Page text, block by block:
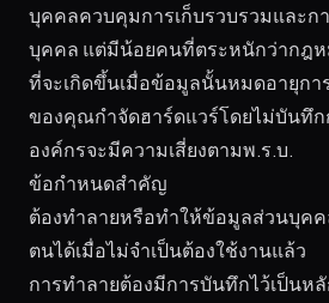
บุคคลควบคุมการเก็บรวบรวมและก
บุคคล แต่มีน้อยคนที่ตระหนักว่ากฎ
ที่จะเกิดขึ้นเมื่อข้อมูลนั้นหมดอายุกา
ของคุณกำจัดฮาร์ดแวร์โดยไม่บันทึ
องค์กรจะมีความเสี่ยงตามพ.ร.บ.
ข้อกำหนดสำคัญ
ต้องทำลายหรือทำให้ข้อมูลส่วนบุค
ตนได้เมื่อไม่จำเป็นต้องใช้งานแล้ว
การทำลายต้องมีการบันทึกไว้เป็นห